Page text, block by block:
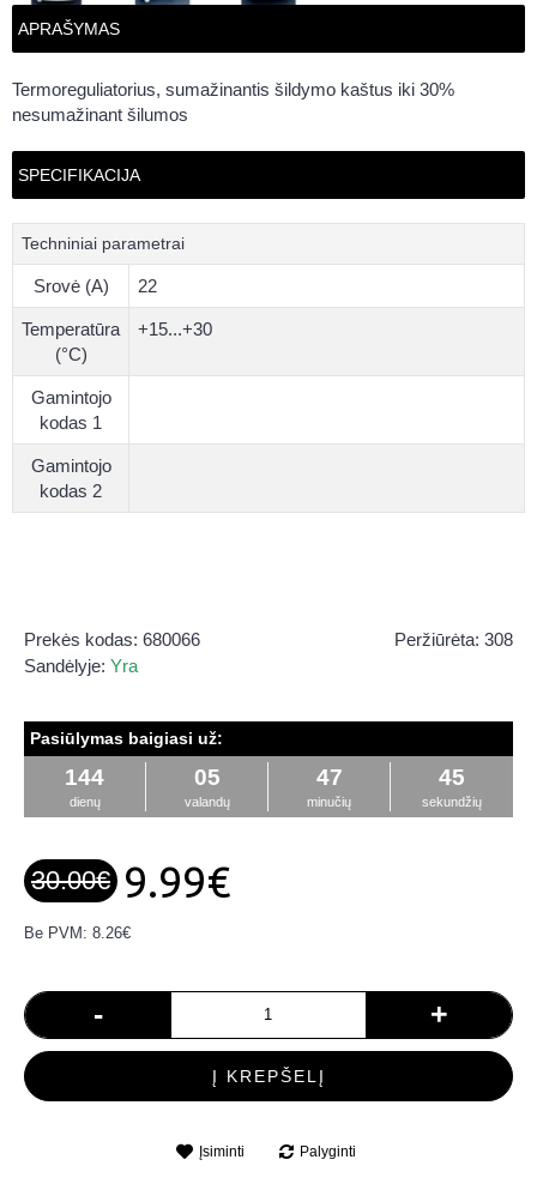
APRAŠYMAS
Termoreguliatorius, sumažinantis šildymo kaštus iki 30%
nesumažinant šilumos
SPECIFIKACIJA
Techniniai parametrai
Srovė (A) 22
Temperatūra
(°C)
+15...+30
Gamintojo
kodas 1
Gamintojo
kodas 2
Peržiūrėta: 308
Prekės kodas: 680066
Sandėlyje: Yra
Pasiūlymas baigiasi už:
144
dienų
05
valandų
47
minučių
45
sekundžių
30.00€ 9.99€
Be PVM: 8.26€
- +
Į KREPŠELĮ
Įsiminti Palyginti